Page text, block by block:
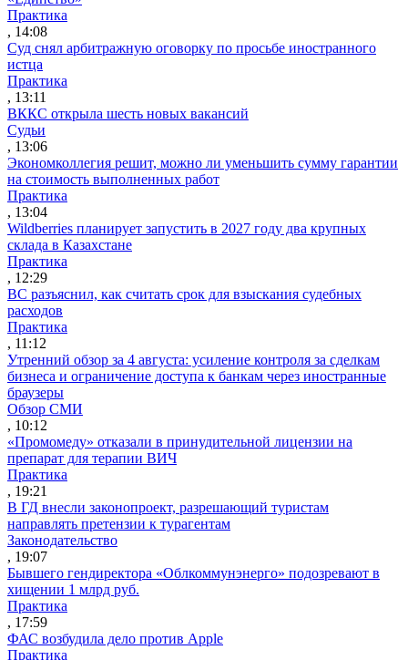
Практика
, 14:08
Суд снял арбитражную оговорку по просьбе иностранного
истца
Практика
, 13:11
ВККС открыла шесть новых вакансий
Судьи
, 13:06
Экономколлегия решит, можно ли уменьшить сумму гарантии
на стоимость выполненных работ
Практика
, 13:04
Wildberries планирует запустить в 2027 году два крупных
склада в Казахстане
Практика
, 12:29
ВС разъяснил, как считать срок для взыскания судебных
расходов
Практика
, 11:12
Утренний обзор за 4 августа: усиление контроля за сделкам
бизнеса и ограничение доступа к банкам через иностранные
браузеры
Обзор СМИ
, 10:12
«Промомеду» отказали в принудительной лицензии на
препарат для терапии ВИЧ
Практика
, 19:21
В ГД внесли законопроект, разрешающий туристам
направлять претензии к турагентам
Законодательство
, 19:07
Бывшего гендиректора «Облкоммунэнерго» подозревают в
хищении 1 млрд руб.
Практика
, 17:59
ФАС возбудила дело против Apple
Практика